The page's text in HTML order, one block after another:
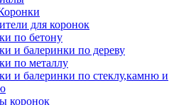
для коронок
по бетону
и балеринки по дереву
по металлу
и балеринки по стеклу,камню и
коронок